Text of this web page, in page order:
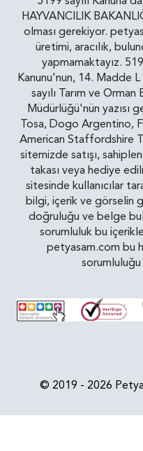
HAYVANCILIK
olması gerekiyor.
üretimi, aracılık,
yapmamaktayız.
Kanunu'nun, 14. Madde
sayılı Tarım ve
Müdürlüğü'nün yazısı
Tosa, Dogo Argentino,
American Staffordshire
sitemizde satışı,
takası veya hediye
sitesinde kullanıcılar
bilgi, içerik ve görselin
doğruluğu ve belge
sorumluluk bu
petyasam.com bu
© 2019 - 2026